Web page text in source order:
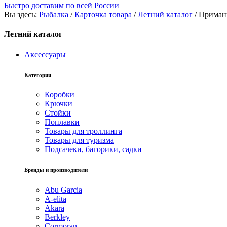
Быстро доставим по всей России
Вы здесь: Рыбалка /Карточка товара /Летний каталог /
Летний каталог
Аксессуары
Категории
Коробки
Крючки
Стойки
Поплавки
Товары для троллинга
Товары для туризма
Подсачеки, багорики, садки
Бренды и производители
Abu Garcia
A-elita
Akara
Berkley